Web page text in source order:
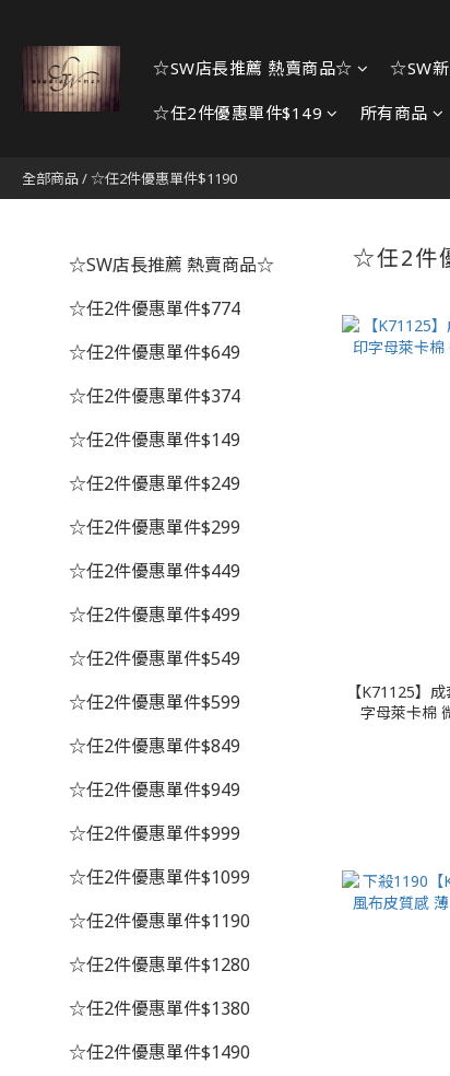
☆SW店長推薦 熱賣商品☆ ☆SW
☆任2件優惠單件$149 所有商品
全部商品/☆任2件優惠單件$1190
☆SW店長推薦 熱賣商品☆
☆任2件優惠單件$774
☆任2件優惠單件$649
☆任2件優惠單件$374
☆任2件優惠單件$149
☆任2件優惠單件$249
☆任2件優惠單件$299
☆任2件優惠單件$449
☆任2件優惠單件$499
☆任2件優惠單件$549
☆任2件優惠單件$599
☆任2件優惠單件$849
☆任2件優惠單件$949
☆任2件優惠單件$999
☆任2件優惠單件$1099
☆任2件優惠單件$1190
☆任2件優惠單件$1280
☆任2件優惠單件$1380
☆任2件優惠單件$1490
☆任2件
【K71125】
字母萊卡棉